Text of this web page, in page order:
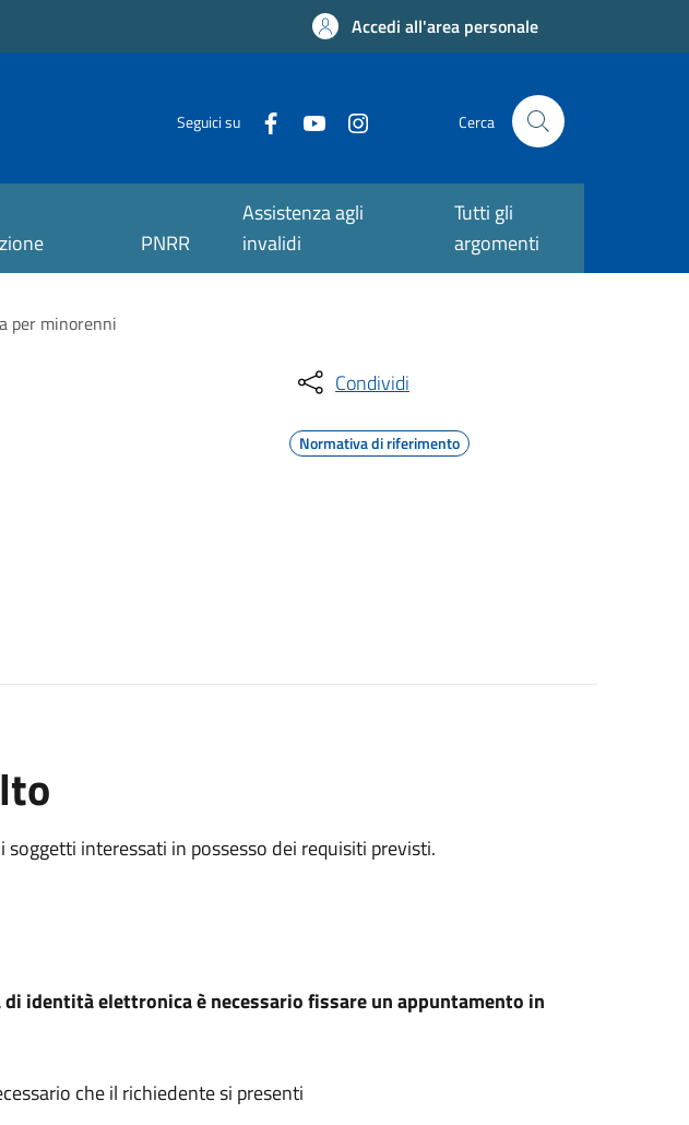
Accedi all'area personale
Seguici su Cerca
PNRR
Assistenza agli
invalidi
Tutti gli
argomenti
per minorenni
Condividi
Normativa di riferimento
interessati in possesso dei requisiti previsti.
identità elettronica è necessario fissare un appuntamento in
che il richiedente si presenti